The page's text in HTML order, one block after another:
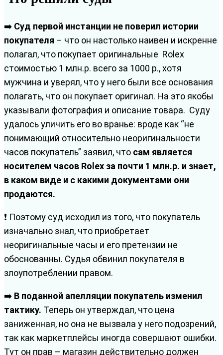
➡️ Суд первой инстанции не поверил истории
покупателя – что он настолько наивен и искренне
полагал, что покупает оригинальные Rolex
стоимостью 1 млн.р. всего за 1000 р., хотя
мужчина и уверял, что у него были все основания
полагать, что он покупает оригинал. На это якобы
указывали фотография и описание товара. Суду
удалось уличить его во вранье: вроде как “не
понимающий относительно неоригинальности
часов покупатель” заявил, что сам является
носителем часов Rolex за почти 1 млн.р. и знает,
в каком виде и с какими документами они
продаются.
❗ Поэтому суд исходил из того, что покупатель
изначально знал, что приобретает
неоригинальные часы и его претензии не
обоснованны. Судья обвинил покупателя в
злоупотреблении правом.
➡️ В поданной апелляции покупатель изменил
тактику. Теперь он утверждал, что цена
заниженная, но она не вызвала у него подозрений,
так как маркетплейсы иногда совершают ошибки.
Тут он прав – магазин действительно должен